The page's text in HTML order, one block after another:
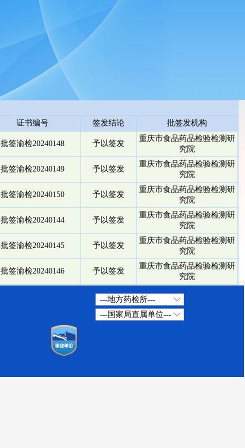
证书编号 签发结论 批签发机构
批签渝检20240148 予以签发
重庆市食品药品检验检测研
究院
批签渝检20240149 予以签发
重庆市食品药品检验检测研
究院
批签渝检20240150 予以签发
重庆市食品药品检验检测研
究院
批签渝检20240144 予以签发
重庆市食品药品检验检测研
究院
批签渝检20240145 予以签发
重庆市食品药品检验检测研
究院
批签渝检20240146 予以签发
重庆市食品药品检验检测研
究院
---地方药检所---
---国家局直属单位---